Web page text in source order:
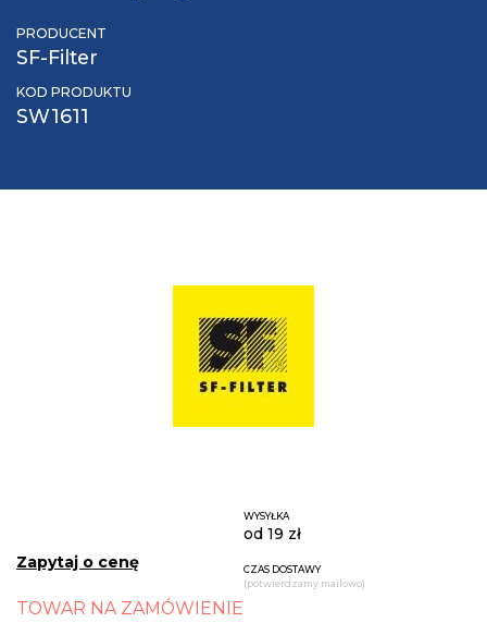
PRODUCENT
SF-Filter
KOD PRODUKTU
SW1611
Zapytaj o cenę
TOWAR NA ZAMÓWIENIE
WYSYŁKA
od 19 zł
CZAS DOSTAWY
(potwierdzamy mailowo)